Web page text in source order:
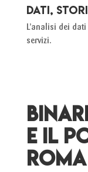
DATI,
L’analisi dei
servizi.
E IL